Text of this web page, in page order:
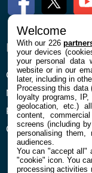
ENTREPRISE
Confidentialité et
Mentions légales et
Préférences Cookies
Qui sommes nous
Welcome
With our 226
your devices
your personal data
website or in our
later, including in
Processing this data
loyalty programs,
geolocation, etc.)
content,
screens (including
personalising them,
audiences.
You can "accept all"
"cookie" icon. You
processing activities